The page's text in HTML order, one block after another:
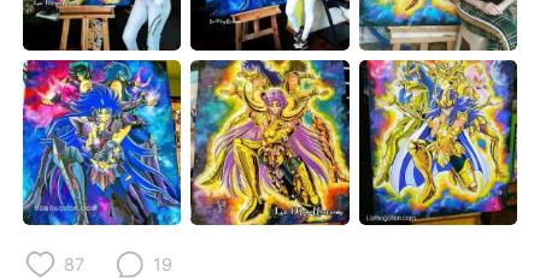
Русский ไทย
Indonesia Italiano
Türkçe Tiếng Việt
Português
87 19